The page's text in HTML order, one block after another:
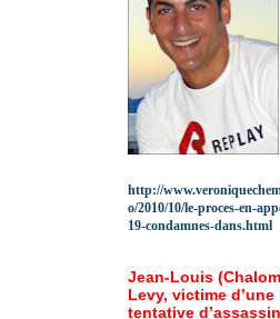
http://
o/2010/10/le-proces-en-
19-condamnes-dans.html
Jean-Louis
Levy, victime d’une
tentative